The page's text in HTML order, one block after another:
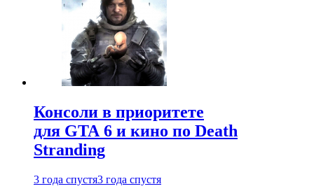
Консоли в приоритете
для GTA 6 и кино по Death
Stranding
3 года спустя3 года спустя